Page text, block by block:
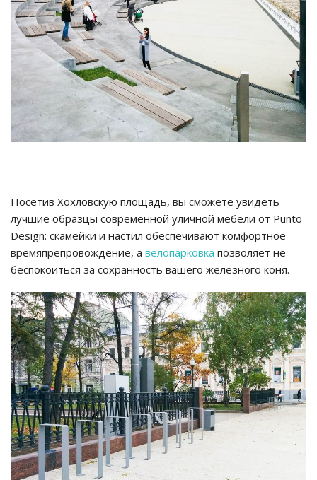
Посетив Хохловскую площадь, вы сможете увидеть
лучшие образцы современной уличной мебели от Punto
Design: скамейки и настил обеспечивают комфортное
времяпрепровождение, а велопарковка позволяет не
беспокоиться за сохранность вашего железного коня.